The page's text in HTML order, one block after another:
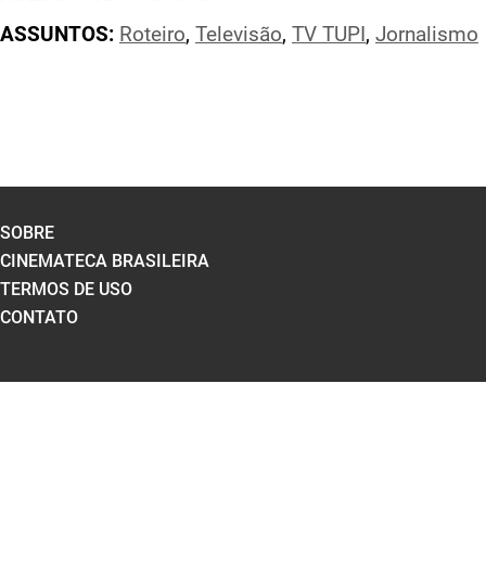
ASSUNTOS: Roteiro, Televisão, TV TUPI , Jornalismo
SOBRE
CINEMATECA BRASILEIRA
TERMOS DE USO
CONTATO